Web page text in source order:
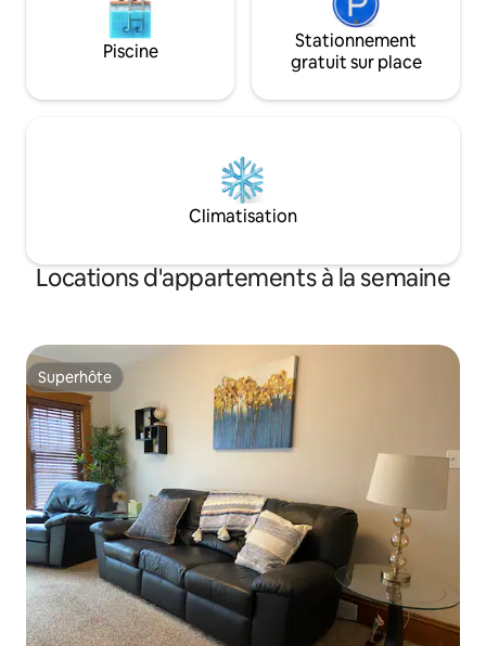
Piscine
Stationnement
gratuit sur place
Climatisation
Locations d'appartements à la semaine
Superhôte
Superhôte